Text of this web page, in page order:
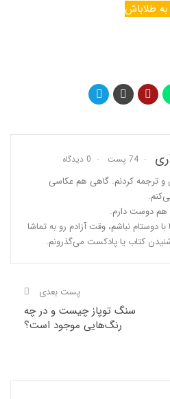
به طلاباش
74 پست 0 دیدگاه
ترجمه کردنم. گاهی هم عکاسی
هم دوست دارم.
با دوستام نباشم، وقت آزادم رو به تماشا
کتاب یا پادکست می‌گذرونم.
پست بعدی
سنگ توپاز چیست و در چه
رنگ‌هایی موجود است؟